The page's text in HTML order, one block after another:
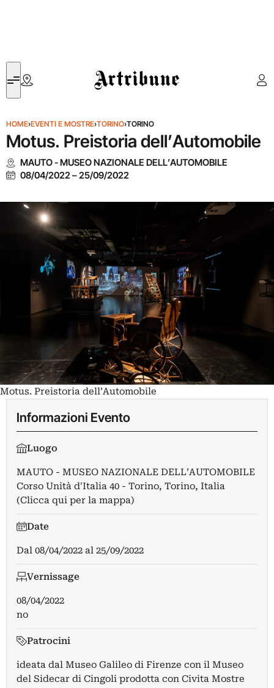
Artribune
HOME›EVENTI E MOSTRE›TORINO›TORINO
Motus. Preistoria dell’Automobile
MAUTO - MUSEO NAZIONALE DELL’AUTOMOBILE
08/04/2022–25/09/2022
Motus. Preistoria dell’Automobile
Informazioni Evento
Luogo
MAUTO - MUSEO NAZIONALE DELL’AUTOMOBILE
Corso Unità d'Italia 40 - Torino, Torino, Italia
(Clicca qui per la mappa)
Date
Dal 08/04/2022 al 25/09/2022
Vernissage
08/04/2022
no
Patrocini
ideata dal Museo Galileo di Firenze con il Museo
del Sidecar di Cingoli prodotta con Civita Mostre